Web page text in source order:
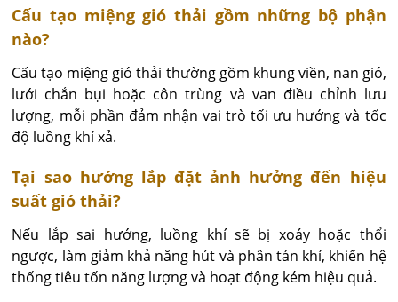
Cấu tạo miệng gió thải gồm những bộ phận
nào?
Cấu tạo miệng gió thải thường gồm khung viền, nan gió,
lưới chắn bụi hoặc côn trùng và van điều chỉnh lưu
lượng, mỗi phần đảm nhận vai trò tối ưu hướng và tốc
độ luồng khí xả.
Tại sao hướng lắp đặt ảnh hưởng đến hiệu
suất gió thải?
Nếu lắp sai hướng, luồng khí sẽ bị xoáy hoặc thổi
ngược, làm giảm khả năng hút và phân tán khí, khiến hệ
thống tiêu tốn năng lượng và hoạt động kém hiệu quả.